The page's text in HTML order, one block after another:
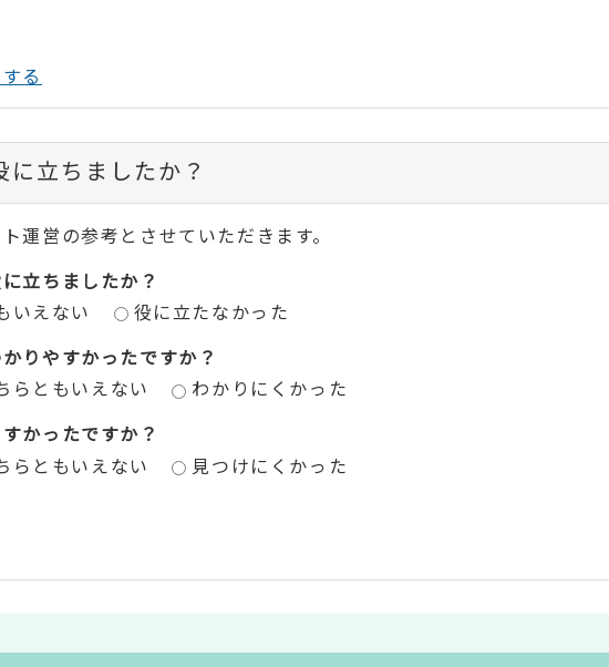
る
立ちましたか？
運営の参考とさせていただきます。
立ちましたか？
いえない
役に立たなかった
りやすかったですか？
らともいえない
わかりにくかった
かったですか？
らともいえない 見つけにくかった